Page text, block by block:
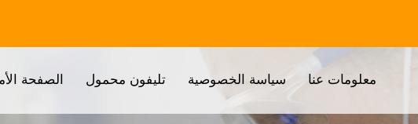
الصفحة تليفون محمول سياسة الخصوصية معلومات عنا